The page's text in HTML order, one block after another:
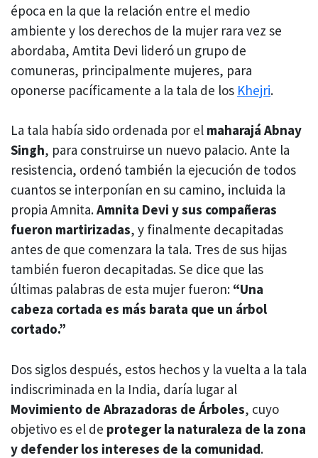
época en la que la relación entre el medio
ambiente y los derechos de la mujer rara vez se
abordaba, Amtita Devi lideró un grupo de
comuneras, principalmente mujeres, para
oponerse pacíficamente a la tala de los Khejri.
La tala había sido ordenada por el maharajá Abnay
Singh, para construirse un nuevo palacio. Ante la
resistencia, ordenó también la ejecución de todos
cuantos se interponían en su camino, incluida la
propia Amnita.Amnita Devi y sus compañeras
fueron martirizadas, y finalmente decapitadas
antes de que comenzara la tala. Tres de sus hijas
también fueron decapitadas. Se dice que las
últimas palabras de esta mujer fueron: “Una
cabeza cortada es más barata que un árbol
cortado.”
Dos siglos después, estos hechos y la vuelta a la tala
indiscriminada en la India, daría lugar al
Movimiento de Abrazadoras de Árboles, cuyo
objetivo es el de proteger la naturaleza de la zona
y defender los intereses de la comunidad.